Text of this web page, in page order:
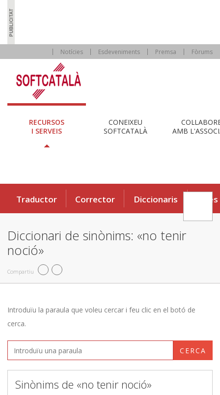
Notícies Esdeveniments Premsa Fòrums
RECURSOS
I SERVEIS
CONEIXEU
SOFTCATALÀ
AMB
Traductor Corrector Diccionaris Eines
Diccionari de sinònims: «no tenir
noció»
Compartiu
Introduïu la paraula que voleu cercar i feu clic en el botó de
cerca.
CERCA
Sinònims de «no tenir noció»